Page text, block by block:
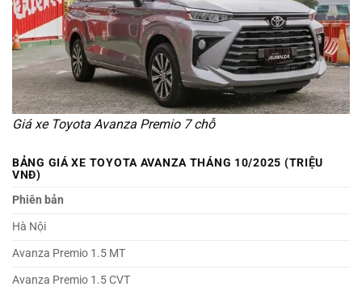
Giá xe Toyota Avanza Premio 7 chỗ
BẢNG GIÁ XE TOYOTA AVANZA THÁNG 10/2025 (TRIỆU
VNĐ)
Phiên bản
Hà Nội
Avanza Premio 1.5 MT
Avanza Premio 1.5 CVT